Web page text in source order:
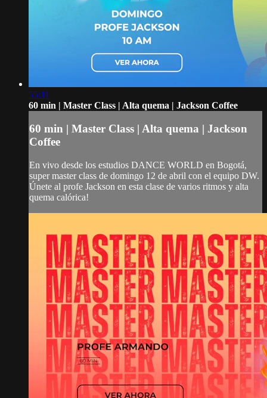
55:11
60 min | Master Class | Alta quema | Jackson Coffee
60 min | Master Class | Alta quema | Jackson
Coffee
En vivo desde los estudios DANCE WORLD en Bogotá,
super master class de domingo 12 de abril con el equipo DW.
Únete al profe Jackson en esta clase de varios ritmos y alta
quema calórica!